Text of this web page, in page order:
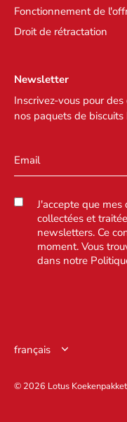
Fonctionnement de
Droit de rétractation
Newsletter
Inscrivez-vous pour
nos paquets de biscuits
J'accepte que
collectées et
newsletters. Ce
moment. Vous
dans notre
Langue
français
© 2026 Lotus